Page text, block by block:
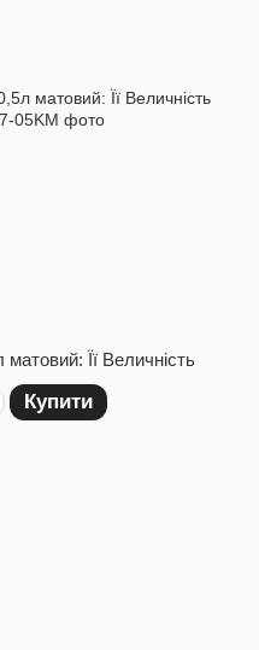
Її Величність
Купити